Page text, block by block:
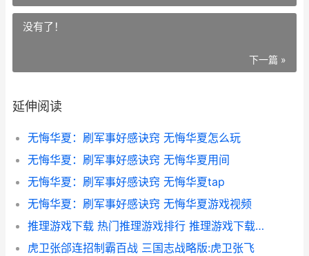
没有了！
下一篇 »
延伸阅读
无悔华夏：刷军事好感诀窍 无悔华夏怎么玩
无悔华夏：刷军事好感诀窍 无悔华夏用间
无悔华夏：刷军事好感诀窍 无悔华夏tap
无悔华夏：刷军事好感诀窍 无悔华夏游戏视频
推理游戏下载 热门推理游戏排行 推理游戏下载2025
虎卫张郃连招制霸百战 三国志战略版:虎卫张飞